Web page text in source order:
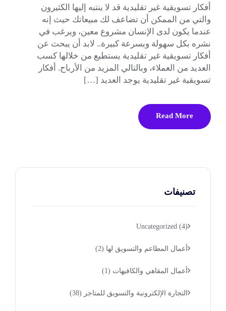
أفكار تسويقية غير تقليدية قد لا ينتبه إليها الكثيرون
والتي من الممكن أن تضاعف لك مبيعاتك حيث إنه
عندما يكون لدى الإنسان مشروع معين، ويرغب في
نشره بكل سهولة وبسرعة كبيرة.. لابد أن يبحث عن
أفكار تسويقية غير تقليدية يستطيع من خلالها كسب
العديد من العملاء، وبالتالي المزيد من الأرباح. أفكار
تسويقية غير تقليدية يوجد العديد […]
Read More
تصنيفات
Uncategorized (4)
أعمال المطاعم والتسويق لها (2)
أعمال المقاهي والكافيهات (1)
التجارة الإلكترونية والتسويق للمتاجر (38)